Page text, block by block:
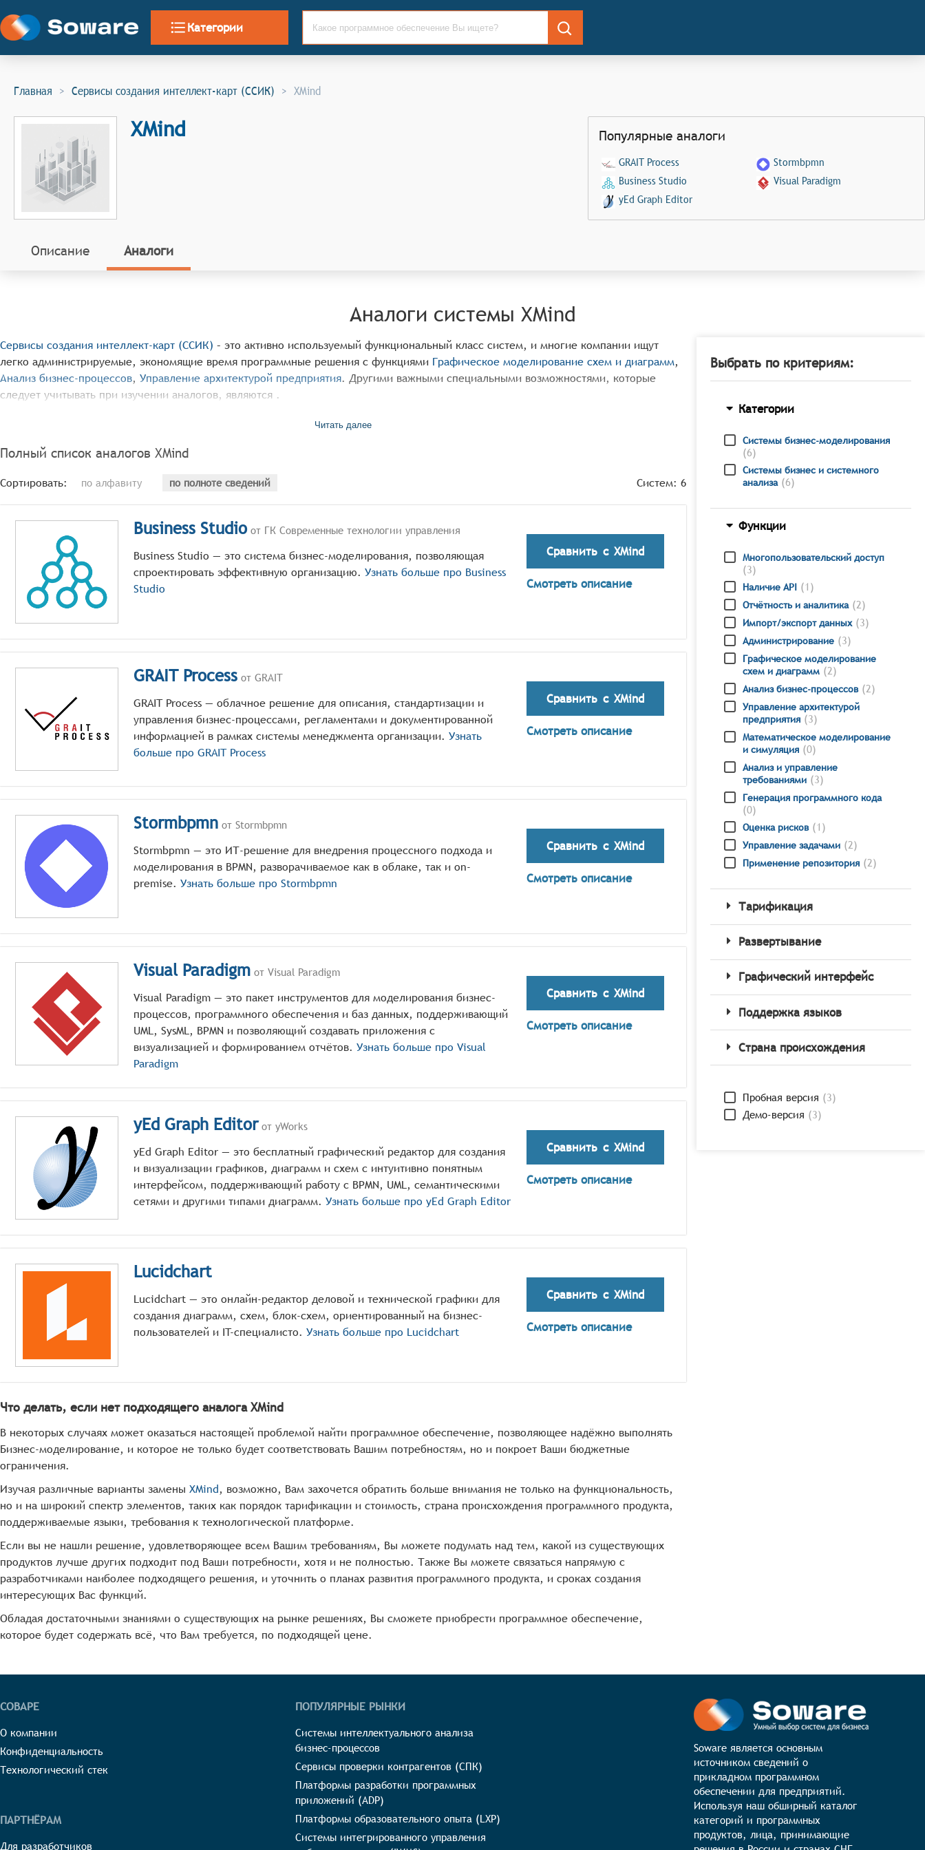
Категории
Главная > Сервисы создания интеллект-карт (ССИК) > XMind
XMind Популярные аналоги
GRAIT Process
Stormbpmn
Business Studio
Visual Paradigm
yEd Graph Editor
Описание Аналоги
Аналоги системы XMind
Сервисы создания интеллект-карт (ССИК) – это активно используемый функциональный класс систем, и многие компании ищут
легко администрируемые, экономящие время программные решения с функциями Графическое моделирование схем и диаграмм,
Анализ бизнес-процессов, Управление архитектурой предприятия. Другими важными специальными возможностями, которые
следует учитывать при изучении аналогов, являются .
в 2026 году, если вам интересны новые функциональные возможности, позволяющие выполнять
Составление интеллект-карт, или просто думаете над заменой своему решению. Мы стремимся помочь Вам подобрать лучшее ИТ-
решение, соответствующее потребностям, имеющее подходящий набор функций и хорошее соотношение цены и качества.
Воспользуйтесь нашими надёжными фильтрами для сравнения альтернатив
функциональность, специальные возможности, технические и коммерческие характеристики программных продуктов, и выбрать
наиболее подходящее решение для вашей компании.
Читать далее
Полный список аналогов XMind
Сортировать: по алфавиту по полноте сведений Систем: 6
Business Studio от ГК Современные технологии управления
Business Studio — это система бизнес-моделирования, позволяющая
спроектировать эффективную организацию. Узнать больше про Business
Studio
Сравнить с XMind
Смотреть описание
GRAIT Process от GRAIT
GRAIT Process — облачное решение для описания, стандартизации и
управления бизнес-процессами, регламентами и документированной
информацией в рамках системы менеджмента организации. Узнать
больше про GRAIT Process
Сравнить с XMind
Смотреть описание
Stormbpmn от Stormbpmn
Stormbpmn — это ИТ-решение для внедрения процессного подхода и
моделирования в BPMN, разворачиваемое как в облаке, так и on-
premise. Узнать больше про Stormbpmn
Сравнить с XMind
Смотреть описание
Visual Paradigm от Visual Paradigm
Visual Paradigm — это пакет инструментов для моделирования бизнес-
процессов, программного обеспечения и баз данных, поддерживающий
UML, SysML, BPMN и позволяющий создавать приложения с
визуализацией и формированием отчётов. Узнать больше про Visual
Paradigm
Сравнить с XMind
Смотреть описание
yEd Graph Editorот yWorks
yEd Graph Editor — это бесплатный графический редактор для создания
и визуализации графиков, диаграмм и схем с интуитивно понятным
интерфейсом, поддерживающий работу с BPMN, UML, семантическими
сетями и другими типами диаграмм. Узнать больше про yEd Graph Editor
Сравнить с XMind
Смотреть описание
Lucidchart
Lucidchart — это онлайн-редактор деловой и технической графики для
создания диаграмм, схем, блок-схем, ориентированный на бизнес-
пользователей и IT-специалисто. Узнать больше про Lucidchart
Сравнить с XMind
Смотреть описание
Что делать, если нет подходящего аналога XMind
В некоторых случаях может оказаться настоящей проблемой найти программное обеспечение, позволяющее надёжно выполнять
Бизнес-моделирование, и которое не только будет соответствовать Вашим потребностям, но и покроет Ваши бюджетные
ограничения.
Изучая различные варианты замены XMind , возможно, Вам захочется обратить больше внимания не только на функциональность,
но и на широкий спектр элементов, таких как порядок тарификации и стоимость, страна происхождения программного продукта,
поддерживаемые языки, требования к технологической платформе.
Если вы не нашли решение, удовлетворяющее всем Вашим требованиям, Вы можете подумать над тем, какой из существующих
продуктов лучше других подходит под Ваши потребности, хотя и не полностью. Также Вы можете связаться напрямую с
разработчиками наиболее подходящего решения, и уточнить о планах развития программного продукта, и сроках создания
интересующих Вас функций.
Обладая достаточными знаниями о существующих на рынке решениях, Вы сможете приобрести программное обеспечение,
которое будет содержать всё, что Вам требуется, по подходящей цене.
Выбрать по критериям:
Категории
Системы бизнес-моделирования
(6)
Системы бизнес и системного
анализа (6)
Функции
Многопользовательский доступ
(3)
Наличие API (1 )
Отчётность и аналитика (2)
Импорт/экспорт данных (3)
Администрирование (3)
Графическое моделирование
схем и диаграмм (2)
Анализ бизнес-процессов (2)
Управление архитектурой
предприятия (3)
Математическое моделирование
и симуляция (0)
Анализ и управление
требованиями (3)
Генерация программного кода
(0)
Оценка рисков (1 )
Управление задачами (2)
Применение репозитория (2)
Тарификация
Развертывание
Графический интерфейс
Поддержка языков
Страна происхождения
Пробная версия (3)
Демо-версия (3)
СОВАРЕ
О компании
Конфиденциальность
Технологический стек
ПАРТНЁРАМ
Для разработчиков
ПОПУЛЯРНЫЕ РЫНКИ
Системы интеллектуального анализа
бизнес-процессов
Сервисы проверки контрагентов (СПК)
Платформы разработки программных
приложений (ADP)
Платформы образовательного опыта (LXP)
Системы интегрированного управления
Soware является основным
источником сведений о
прикладном программном
обеспечении для предприятий.
Используя наш обширный каталог
категорий и программных
продуктов, лица, принимающие